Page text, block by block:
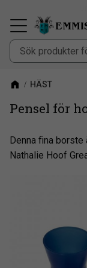
Meny
HÄST
Pensel för
​Denna fina
Nathalie Hoof